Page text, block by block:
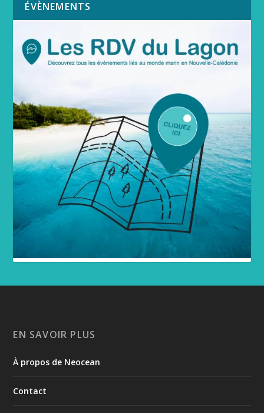
ÉVÈNEMENTS
EN SAVOIR PLUS
À propos de Neocean
Contact